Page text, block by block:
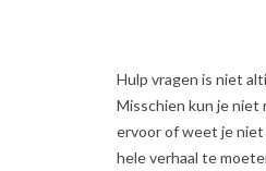
Hulp vragen is niet
Misschien kun je niet
ervoor of weet je niet
hele verhaal te